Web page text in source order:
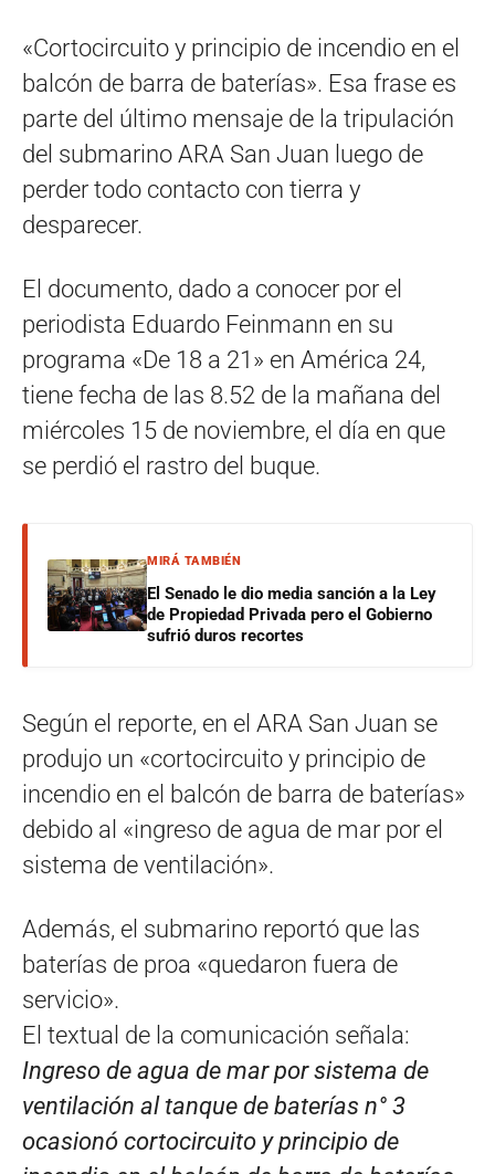
«Cortocircuito y principio de incendio en el
balcón de barra de baterías». Esa frase es
parte del último mensaje de la tripulación
del submarino ARA San Juan luego de
perder todo contacto con tierra y
desparecer.
El documento, dado a conocer por el
periodista Eduardo Feinmann en su
programa «De 18 a 21» en América 24,
tiene fecha de las 8.52 de la mañana del
miércoles 15 de noviembre, el día en que
se perdió el rastro del buque.
MIRÁ TAMBIÉN
El Senado le dio media sanción a la Ley
de Propiedad Privada pero el Gobierno
sufrió duros recortes
Según el reporte, en el ARA San Juan se
produjo un «cortocircuito y principio de
incendio en el balcón de barra de baterías»
debido al «ingreso de agua de mar por el
sistema de ventilación».
Además, el submarino reportó que las
baterías de proa «quedaron fuera de
servicio».
El textual de la comunicación señala:
Ingreso de agua de mar por sistema de
ventilación al tanque de baterías n° 3
ocasionó cortocircuito y principio de